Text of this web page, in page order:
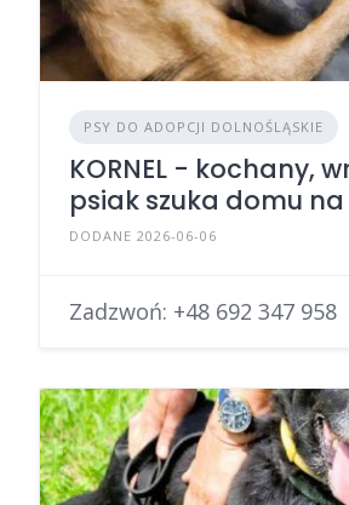
PSY DO ADOPCJI DOLNOŚLĄSKIE
KORNEL - kochany,
psiak szuka domu na
DODANE 2026-06-06
Zadzwoń: +48 692 347 958